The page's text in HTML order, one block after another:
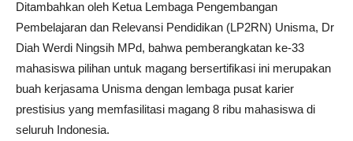
Ditambahkan oleh Ketua Lembaga Pengembangan
Pembelajaran dan Relevansi Pendidikan (LP2RN) Unisma, Dr
Diah Werdi Ningsih MPd, bahwa pemberangkatan ke-33
mahasiswa pilihan untuk magang bersertifikasi ini merupakan
buah kerjasama Unisma dengan lembaga pusat karier
prestisius yang memfasilitasi magang 8 ribu mahasiswa di
seluruh Indonesia.